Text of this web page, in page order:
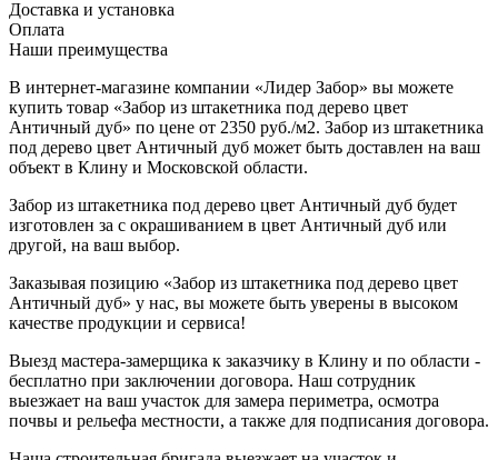
Доставка и установка
Оплата
Наши преимущества
В интернет-магазине компании «Лидер Забор» вы можете
купить товар «Забор из штакетника под дерево цвет
Античный дуб» по цене от 2350 руб./м2. Забор из штакетника
под дерево цвет Античный дуб может быть доставлен на ваш
объект в Клину и Московской области.
Забор из штакетника под дерево цвет Античный дуб будет
изготовлен за с окрашиванием в цвет Античный дуб или
другой, на ваш выбор.
Заказывая позицию «Забор из штакетника под дерево цвет
Античный дуб» у нас, вы можете быть уверены в высоком
качестве продукции и сервиса!
Выезд мастера-замерщика к заказчику в Клину и по области -
бесплатно при заключении договора. Наш сотрудник
выезжает на ваш участок для замера периметра, осмотра
почвы и рельефа местности, а также для подписания договора.